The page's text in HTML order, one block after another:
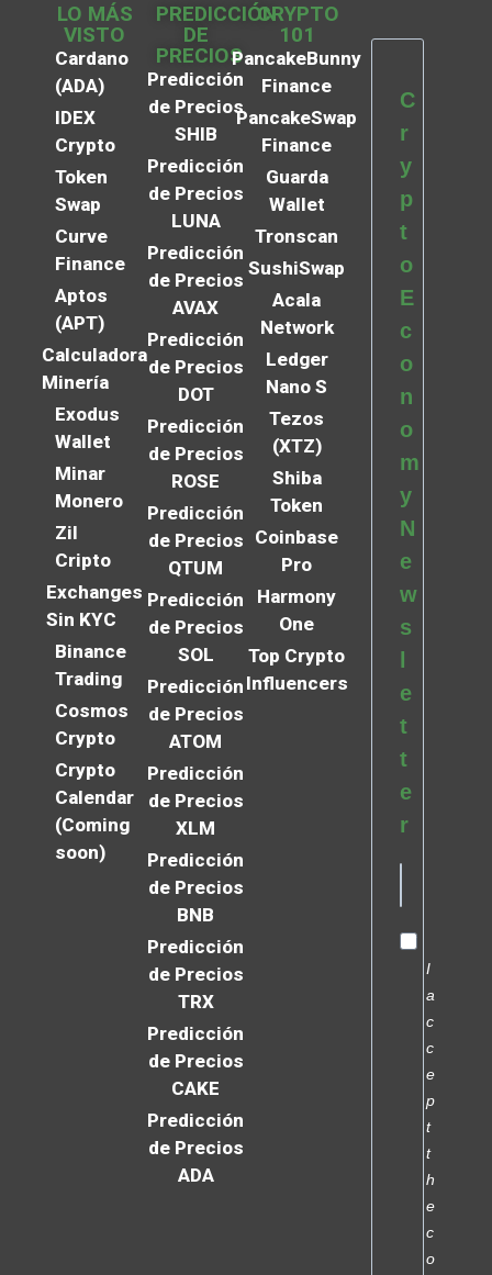
LO MÁS
VISTO
Cardano
(ADA)
IDEX
Crypto
Token
Swap
Curve
Finance
Aptos
(APT)
Calculadora
Minería
Exodus
Wallet
Minar
Monero
Zil
Cripto
Exchanges
Sin KYC
Binance
Trading
Cosmos
Crypto
Crypto
Calendar
(Coming
soon)
PREDICCIÓN
DE
PRECIOS
Predicción
de Precios
SHIB
Predicción
de Precios
LUNA
Predicción
de Precios
AVAX
Predicción
de Precios
DOT
Predicción
de Precios
ROSE
Predicción
de Precios
QTUM
Predicción
de Precios
SOL
Predicción
de Precios
ATOM
Predicción
de Precios
XLM
Predicción
de Precios
BNB
Predicción
de Precios
TRX
Predicción
de Precios
CAKE
Predicción
de Precios
ADA
CRYPTO
101
PancakeBunny
Finance
PancakeSwap
Finance
Guarda
Wallet
Tronscan
SushiSwap
Acala
Network
Ledger
Nano S
Tezos
(XTZ)
Shiba
Token
Coinbase
Pro
Harmony
One
Top Crypto
Influencers
C
r
y
p
t
o
E
c
o
n
o
m
y
N
e
w
s
e
t
t
e
r
I
a
c
c
e
p
t
t
h
e
c
o